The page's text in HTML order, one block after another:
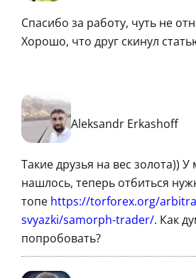
Спасибо за работу, чуть не
Хорошо, что друг скинул
Aleksandr Erkashoff
Такие друзья на вес золота)) У
нашлось, теперь отбиться
топе https://torforex.org/
svyazki/samorph-trader/. Как
попробовать?